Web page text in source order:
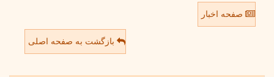
صفحه اخبار
بازگشت به صفحه اصلی